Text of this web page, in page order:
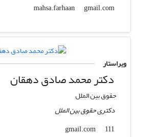
mahsa.farhaan
gmail.com
ویراستار
دکتر محمد صادق دهقان
حقوق بین الملل
دکتری حقوق بین الملل
gmail.com